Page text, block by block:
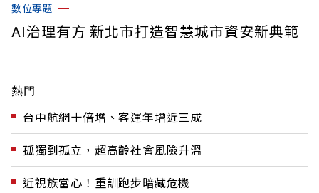
數位專題
AI治理有方 新北市打造智慧城市資安新典範
熱門
台中航網十倍增、客運年增近三成
孤獨到孤立，超高齡社會風險升溫
近視族當心！重訓跑步暗藏危機